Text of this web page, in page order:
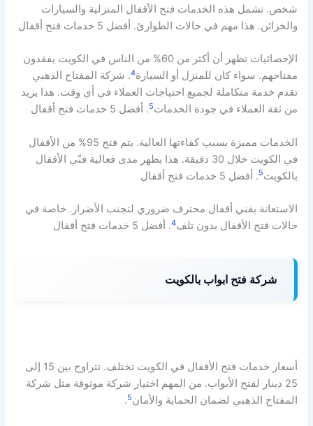
شخص. تشمل هذه الخدمات فتح الأقفال المنزلية والسيارات
والخزائن. هذا مهم في حالات الطوارئ. أفضل 5 خدمات فتح أقفال
الإحصائيات تظهر أن أكثر من 60% من الناس في الكويت يفقدون
مفتاحهم. سواء كان للمنزل أو السيارة4. شركة المفتاح الذهبي
تقدم خدمة متكاملة لجميع احتياجات العملاء في أي وقت. هذا يزيد
من ثقة العملاء في جودة الخدمات5. أفضل 5 خدمات فتح أقفال
الخدمات مميزة بسبب كفاءتها العالية. يتم فتح 95% من الأقفال
في الكويت خلال 30 دقيقة. هذا يظهر مدى فعالية فنّي الأقفال
بالكويت5. أفضل 5 خدمات فتح أقفال
الاستعانة بفني أقفال محترف ضروري لتجنب الأضرار. خاصة في
حالات فتح الأقفال بدون تلف4. أفضل 5 خدمات فتح أقفال
شركة فتح ابواب بالكويت
أسعار خدمات فتح الأقفال في الكويت تختلف. تتراوح بين 15 إلى
25 دينار لفتح الأبواب. من المهم اختيار شركة موثوقة مثل شركة
المفتاح الذهبي لضمان الحماية والأمان5
.